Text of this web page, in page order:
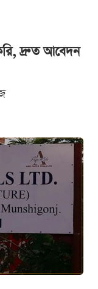
দ্রুত আবেদন